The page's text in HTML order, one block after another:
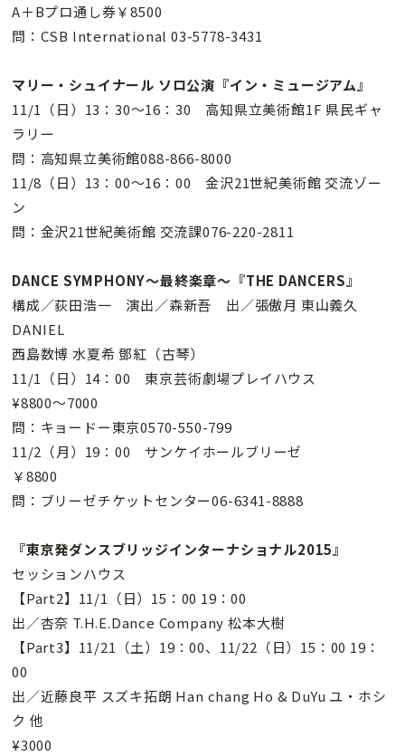
A＋Bプロ通し券￥8500
問：CSB International 03-5778-3431
マリー・シュイナール ソロ公演『イン・ミュージアム』
11/1（日）13：30〜16：30 高知県立美術館1F 県民ギャ
ラリー
問：高知県立美術館088-866-8000
11/8（日）13：00〜16：00 金沢21世紀美術館 交流ゾー
ン
問：金沢21世紀美術館 交流課076-220-2811
DANCE SYMPHONY〜最終楽章〜『THE DANCERS』
構成／荻田浩一 演出／森新吾 出／張傲月 東山義久
DANIEL
西島数博 水夏希 鄧紅（古琴）
11/1（日）14：00 東京芸術劇場プレイハウス
¥8800〜7000
問：キョードー東京0570-550-799
11/2（月）19：00 サンケイホールブリーゼ
￥8800
問：ブリーゼチケットセンター06-6341-8888
『東京発ダンスブリッジインターナショナル2015』
セッションハウス
【Part2】11/1（日）15：00 19：00
出／杏奈 T.H.E.Dance Company 松本大樹
【Part3】11/21（土）19：00、11/22（日）15：00 19：
00
出／近藤良平 スズキ拓朗 Han chang Ho & DuYu ユ・ホシ
ク 他
¥3000